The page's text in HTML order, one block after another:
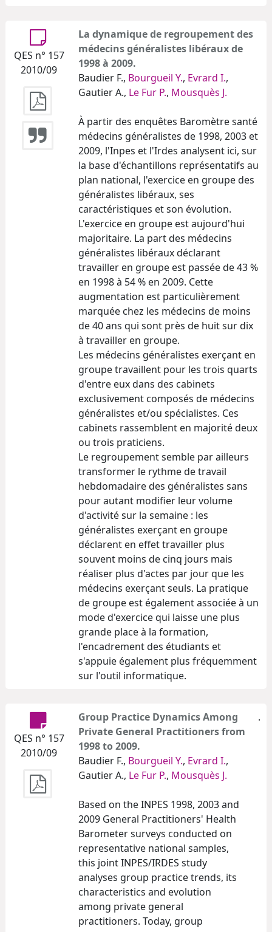
QES n° 157
2010/09
La dynamique de regroupement des
médecins généralistes libéraux de
1998 à 2009.
Baudier F., Bourgueil Y., Evrard I.,
Gautier A., Le Fur P., Mousquès J.
À partir des enquêtes Baromètre santé
médecins généralistes de 1998, 2003 et
2009, l'Inpes et l'Irdes analysent ici, sur
la base d'échantillons représentatifs au
plan national, l'exercice en groupe des
généralistes libéraux, ses
caractéristiques et son évolution.
L'exercice en groupe est aujourd'hui
majoritaire. La part des médecins
généralistes libéraux déclarant
travailler en groupe est passée de 43 %
en 1998 à 54 % en 2009. Cette
augmentation est particulièrement
marquée chez les médecins de moins
de 40 ans qui sont près de huit sur dix
à travailler en groupe.
Les médecins généralistes exerçant en
groupe travaillent pour les trois quarts
d'entre eux dans des cabinets
exclusivement composés de médecins
généralistes et/ou spécialistes. Ces
cabinets rassemblent en majorité deux
ou trois praticiens.
Le regroupement semble par ailleurs
transformer le rythme de travail
hebdomadaire des généralistes sans
pour autant modifier leur volume
d'activité sur la semaine : les
généralistes exerçant en groupe
déclarent en effet travailler plus
souvent moins de cinq jours mais
réaliser plus d'actes par jour que les
médecins exerçant seuls. La pratique
de groupe est également associée à un
mode d'exercice qui laisse une plus
grande place à la formation,
l'encadrement des étudiants et
s'appuie également plus fréquemment
sur l'outil informatique.
QES n° 157
2010/09
Group Practice Dynamics Among
Private General Practitioners from
1998 to 2009.
Baudier F., Bourgueil Y., Evrard I.,
Gautier A., Le Fur P., Mousquès J.
Based on the INPES 1998, 2003 and
2009 General Practitioners' Health
Barometer surveys conducted on
representative national samples,
this joint INPES/IRDES study
analyses group practice trends, its
characteristics and evolution
among private general
practitioners. Today, group
.